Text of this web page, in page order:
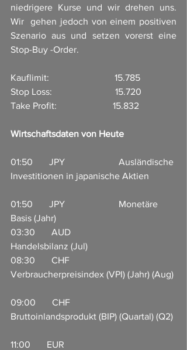
niedrigere Kurse und wir drehen uns.
Wir  gehen jedoch von einem positiven
Szenario aus und setzen vorerst eine
Stop-Buy -Order.
Kauflimit:                            15.785
Stop Loss:                           15.720
Take Profit:                        15.832
Wirtschaftsdaten von Heute
01:50       JPY                       Ausländische
Investitionen in japanische Aktien
01:50       JPY                       Monetäre
Basis (Jahr)
03:30       AUD
Handelsbilanz (Jul)
08:30       CHF
Verbraucherpreisindex (VPI) (Jahr) (Aug)
09:00       CHF
Bruttoinlandsprodukt (BIP) (Quartal) (Q2)
11:00       EUR